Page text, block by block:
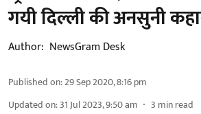
गयी दिल्ली की अनसुनी
Author: NewsGram Desk
Published on:29 Sep 2020, 8:16 pm
Updated on:31 Jul 2023, 9:50 am 3 min read